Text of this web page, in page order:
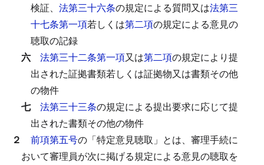
検証、 法第三十六条の規定による質問又は法第三
十七条第一項若しくは第二項の規定による意見の
聴取の記録
六 法第三十二条第一項又は第二項の規定により提
出された証拠書類若しくは証拠物又は書類その他
の物件
七 法第三十三条の規定による提出要求に応じて提
出された書類その他の物件
２ 前項第五号の「特定意見聴取」とは、審理手続に
おいて審理員が次に掲げる規定による意見の聴取を